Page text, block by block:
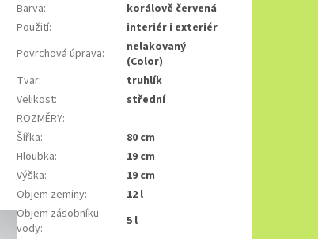
Barva:
korálově červená
Použití:
interiér i exteriér
Povrchová úprava:
nelakovaný
(Color)
Tvar:
truhlík
Velikost:
střední
ROZMĚRY:
Šířka:
80 cm
Hloubka:
19 cm
Výška:
19 cm
Objem zeminy:
12 l
Objem zásobníku
vody:
5 l